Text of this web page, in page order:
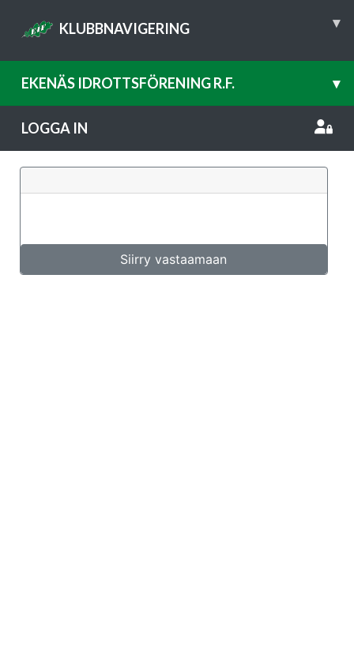
KLUBBNAVIGERING ▾
EKENÄS IDROTTSFÖRENING R.F. ▾
LOGGA IN